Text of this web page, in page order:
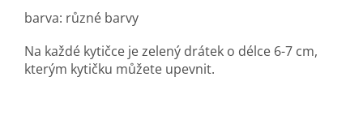
barva: různé barvy
Na každé kytičce je zelený drátek o délce 6-7 cm,
kterým kytičku můžete upevnit.